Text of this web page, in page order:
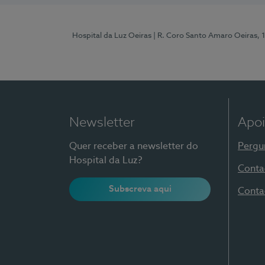
Hospital da Luz Oeiras | R. Coro Santo Amaro Oeiras,
Newsletter
Quer receber a newsletter do
Hospital da Luz?
Subscreva aqui